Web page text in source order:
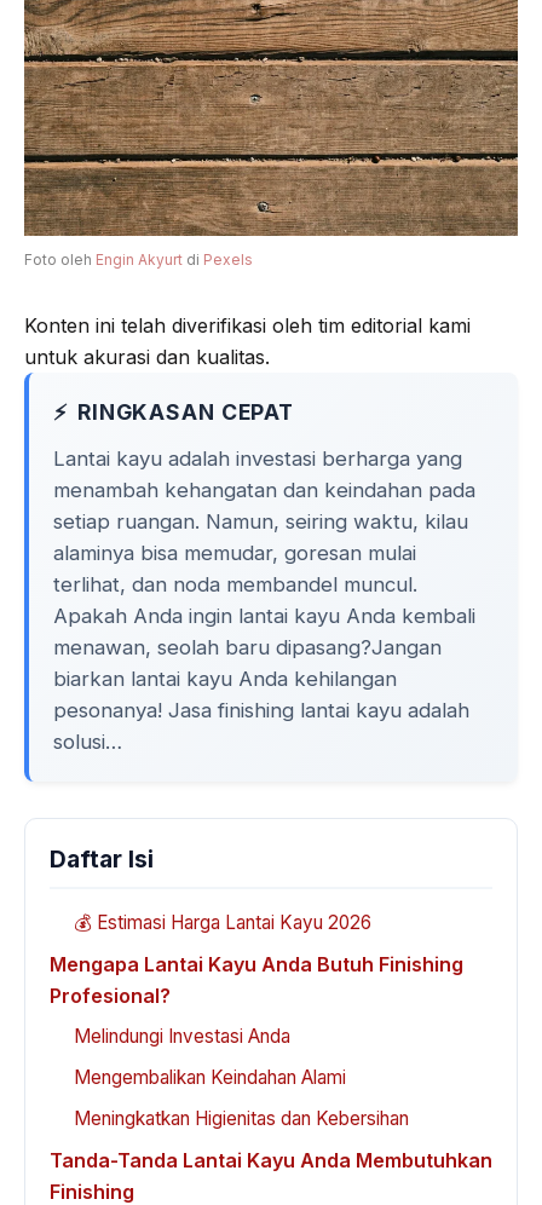
o
k
r
a
m
p
p
Foto oleh Engin Akyurt di Pexels
Konten ini telah diverifikasi oleh tim editorial kami
untuk akurasi dan kualitas.
RINGKASAN CEPAT
Lantai kayu adalah investasi berharga yang
menambah kehangatan dan keindahan pada
setiap ruangan. Namun, seiring waktu, kilau
alaminya bisa memudar, goresan mulai
terlihat, dan noda membandel muncul.
Apakah Anda ingin lantai kayu Anda kembali
menawan, seolah baru dipasang?Jangan
biarkan lantai kayu Anda kehilangan
pesonanya! Jasa finishing lantai kayu adalah
solusi…
Daftar Isi
💰 Estimasi Harga Lantai Kayu 2026
Mengapa Lantai Kayu Anda Butuh Finishing
Profesional?
Melindungi Investasi Anda
Mengembalikan Keindahan Alami
Meningkatkan Higienitas dan Kebersihan
Tanda-Tanda Lantai Kayu Anda Membutuhkan
Finishing